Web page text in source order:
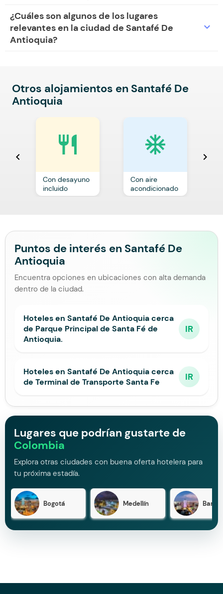
¿Cuáles son algunos de los lugares
relevantes en la ciudad de Santafé De
Antioquia?
expand_more
Otros alojamientos en Santafé De
Antioquia
chevron_left
restaurant
Con desayuno
incluido
ac_unit
Con aire
acondicionado
chevron_right
Puntos de interés en Santafé De
Antioquia
Encuentra opciones en ubicaciones con alta demanda
dentro de la ciudad.
Hoteles en Santafé De Antioquia cerca
de Parque Principal de Santa Fé de
Antioquia.
IR
Hoteles en Santafé De Antioquia cerca
de Terminal de Transporte Santa Fe
IR
Lugares que podrían gustarte de
Colombia
Explora otras ciudades con buena oferta hotelera para
tu próxima estadía.
Bogotá Medellín